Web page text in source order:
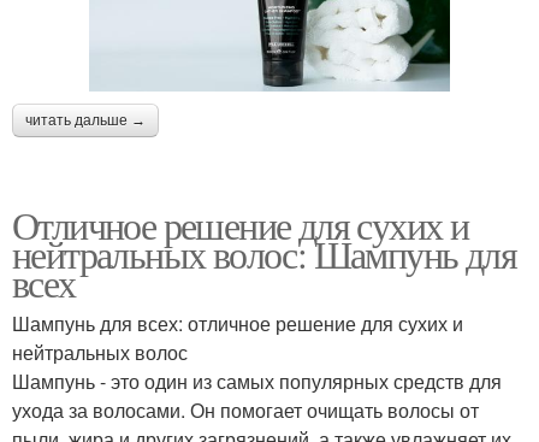
читать дальше →
Отличное решение для сухих и
нейтральных волос: Шампунь для
всех
Шампунь для всех: отличное решение для сухих и
нейтральных волос
Шампунь - это один из самых популярных средств для
ухода за волосами. Он помогает очищать волосы от